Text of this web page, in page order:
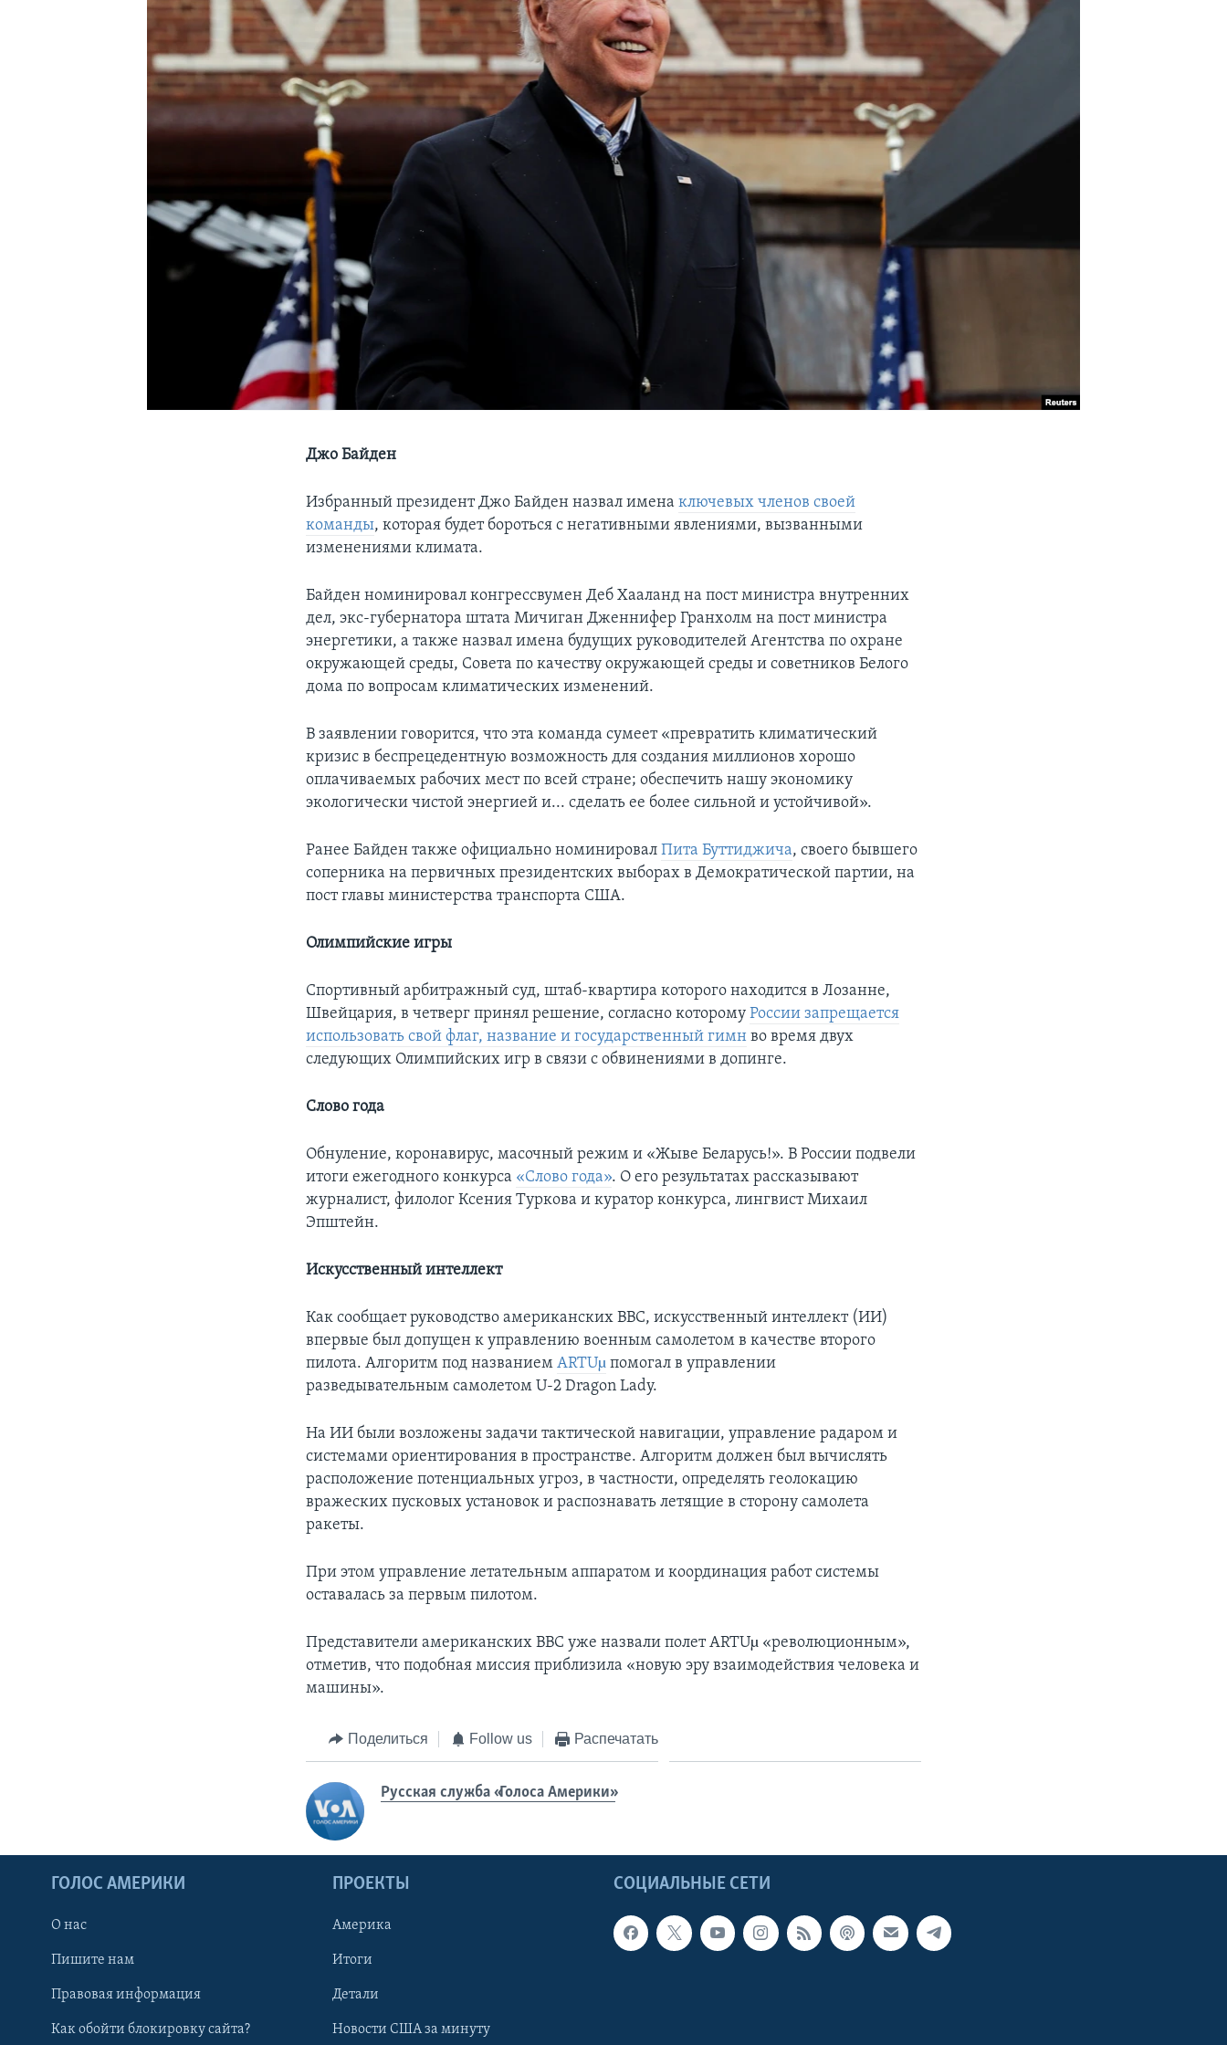
Джо Байден
Избранный президент Джо Байден назвал именаключевых членов своей
команды, которая будет бороться с негативными явлениями, вызванными
изменениями климата.
Байден номинировал конгрессвумен Деб Хааланд на пост министра внутренних
дел, экс-губернатора штата Мичиган Дженнифер Гранхолм на пост министра
энергетики, а также назвал имена будущих руководителей Агентства по охране
окружающей среды, Совета по качеству окружающей среды и советников Белого
дома по вопросам климатических изменений.
В заявлении говорится, что эта команда сумеет «превратить климатический
кризис в беспрецедентную возможность для создания миллионов хорошо
оплачиваемых рабочих мест по всей стране; обеспечить нашу экономику
экологически чистой энергией и... сделать ее более сильной и устойчивой».
Ранее Байден также официально номинировалПита Буттиджича, своего бывшего
соперника на первичных президентских выборах в Демократической партии, на
пост главы министерства транспорта США.
Олимпийские игры
Спортивный арбитражный суд, штаб-квартира которого находится в Лозанне,
Швейцария, в четверг принял решение, согласно которомуРоссии запрещается
использовать свой флаг, название и государственный гимн во время двух
следующих Олимпийских игр в связи с обвинениями в допинге.
Слово года
Обнуление, коронавирус, масочный режим и «Жыве Беларусь!». В России подвели
итоги ежегодного конкурса «Слово года». О его результатах рассказывают
журналист, филолог Ксения Туркова и куратор конкурса, лингвист Михаил
Эпштейн.
Искусственный интеллект
Как сообщает руководство американских ВВС, искусственный интеллект (ИИ)
впервые был допущен к управлению военным самолетом в качестве второго
пилота. Алгоритм под названиемARTUµ помогал в управлении
разведывательным самолетом U-2 Dragon Lady.
На ИИ были возложены задачи тактической навигации, управление радаром и
системами ориентирования в пространстве. Алгоритм должен был вычислять
расположение потенциальных угроз, в частности, определять геолокацию
вражеских пусковых установок и распознавать летящие в сторону самолета
ракеты.
При этом управление летательным аппаратом и координация работ системы
оставалась за первым пилотом.
Представители американских ВВС уже назвали полет ARTUµ «революционным»,
отметив, что подобная миссия приблизила «новую эру взаимодействия человека и
машины».
Поделиться Follow us Распечатать
Русская служба «Голоса Америки»
СОЦИАЛЬНЫЕ СЕТИ
ГОЛОС АМЕРИКИ
О нас
Пишите нам
Правовая информация
Как обойти блокировку сайта?
ПРОЕКТЫ
Америка
Итоги
Детали
Новости США за минуту